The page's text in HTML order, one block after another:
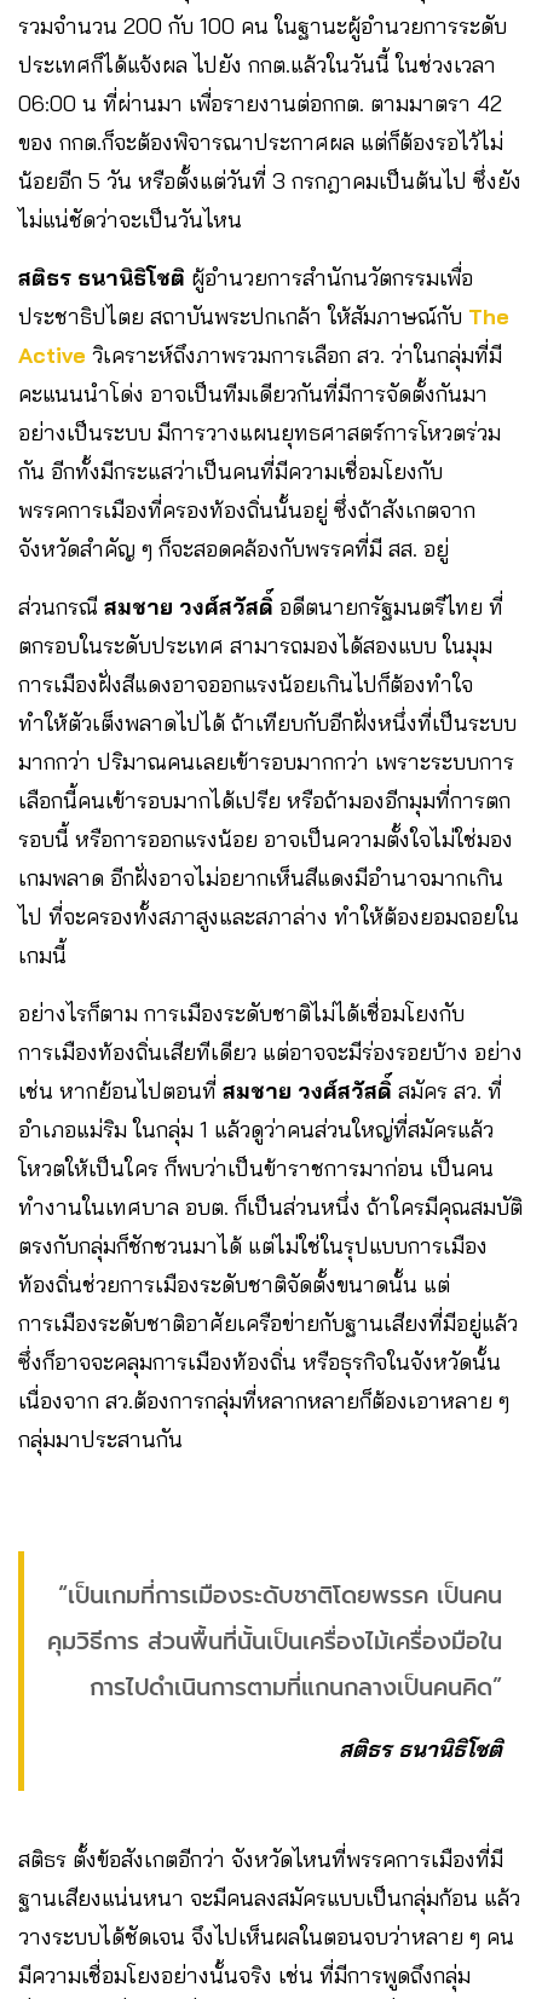
รวมจำนวน 200 กับ 100 คน ในฐานะผู้อำนวยการระดับ
ประเทศก็ได้แจ้งผล ไปยัง กกต.แล้วในวันนี้ ในช่วงเวลา
06:00 น ที่ผ่านมา เพื่อรายงานต่อกกต. ตามมาตรา 42
ของ กกต.ก็จะต้องพิจารณาประกาศผล แต่ก็ต้องรอไว้ไม่
น้อยอีก 5 วัน หรือตั้งแต่วันที่ 3 กรกฎาคมเป็นต้นไป ซึ่งยัง
ไม่แน่ชัดว่าจะเป็นวันไหน
สติธร ธนานิธิโชติ ผู้อำนวยการสำนักนวัตกรรมเพื่อ
ประชาธิปไตย สถาบันพระปกเกล้า ให้สัมภาษณ์กับ The
Active วิเคราะห์ถึงภาพรวมการเลือก สว. ว่าในกลุ่มที่มี
คะแนนนำโด่ง อาจเป็นทีมเดียวกันที่มีการจัดตั้งกันมา
อย่างเป็นระบบ มีการวางแผนยุทธศาสตร์การโหวตร่วม
กัน อีกทั้งมีกระแสว่าเป็นคนที่มีความเชื่อมโยงกับ
พรรคการเมืองที่ครองท้องถิ่นนั้นอยู่ ซึ่งถ้าสังเกตจาก
จังหวัดสำคัญ ๆ ก็จะสอดคล้องกับพรรคที่มี สส. อยู่
ส่วนกรณี สมชาย วงศ์สวัสดิ์ อดีตนายกรัฐมนตรีไทย ที่
ตกรอบในระดับประเทศ สามารถมองได้สองแบบ ในมุม
การเมืองฝั่งสีแดงอาจออกแรงน้อยเกินไปก็ต้องทำใจ
ทำให้ตัวเต็งพลาดไปได้ ถ้าเทียบกับอีกฝั่งหนึ่งที่เป็นระบบ
มากกว่า ปริมาณคนเลยเข้ารอบมากกว่า เพราะระบบการ
เลือกนี้คนเข้ารอบมากได้เปรีย หรือถ้ามองอีกมุมที่การตก
รอบนี้ หรือการออกแรงน้อย อาจเป็นความตั้งใจไม่ใช่มอง
เกมพลาด อีกฝั่งอาจไม่อยากเห็นสีแดงมีอำนาจมากเกิน
ไป ที่จะครองทั้งสภาสูงและสภาล่าง ทำให้ต้องยอมถอยใน
เกมนี้
อย่างไรก็ตาม การเมืองระดับชาติไม่ได้เชื่อมโยงกับ
การเมืองท้องถิ่นเสียทีเดียว แต่อาจจะมีร่องรอยบ้าง อย่าง
เช่น หากย้อนไปตอนที่ สมชาย วงศ์สวัสดิ์ สมัคร สว. ที่
อำเภอแม่ริม ในกลุ่ม 1 แล้วดูว่าคนส่วนใหญ่ที่สมัครแล้ว
โหวตให้เป็นใคร ก็พบว่าเป็นข้าราชการมาก่อน เป็นคน
ทำงานในเทศบาล อบต. ก็เป็นส่วนหนึ่ง ถ้าใครมีคุณสมบัติ
ตรงกับกลุ่มก็ชักชวนมาได้ แต่ไม่ใช่ในรุปแบบการเมือง
ท้องถิ่นช่วยการเมืองระดับชาติจัดตั้งขนาดนั้น แต่
การเมืองระดับชาติอาศัยเครือข่ายกับฐานเสียงที่มีอยู่แล้ว
ซึ่งก็อาจจะคลุมการเมืองท้องถิ่น หรือธุรกิจในจังหวัดนั้น
เนื่องจาก สว.ต้องการกลุ่มที่หลากหลายก็ต้องเอาหลาย ๆ
กลุ่มมาประสานกัน
“เป็นเกมที่การเมืองระดับชาติโดยพรรค เป็นคน
คุมวิธีการ ส่วนพื้นที่นั้นเป็นเครื่องไม้เครื่องมือใน
การไปดำเนินการตามที่แกนกลางเป็นคนคิด”
สติธร ธนานิธิโชติ
สติธร ตั้งข้อสังเกตอีกว่า จังหวัดไหนที่พรรคการเมืองที่มี
ฐานเสียงแน่นหนา จะมีคนลงสมัครแบบเป็นกลุ่มก้อน แล้ว
วางระบบได้ชัดเจน จึงไปเห็นผลในตอนจบว่าหลาย ๆ คน
มีความเชื่อมโยงอย่างนั้นจริง เช่น ที่มีการพูดถึงกลุ่ม